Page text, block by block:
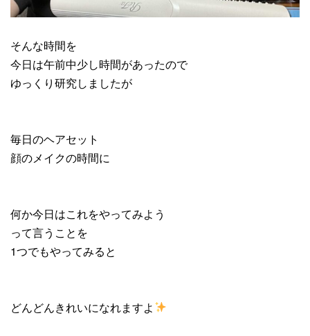
そんな時間を
今日は午前中少し時間があったので
ゆっくり研究しましたが
毎日のヘアセット
顔のメイクの時間に
何か今日はこれをやってみよう
って言うことを
1つでもやってみると
どんどんきれいになれますよ